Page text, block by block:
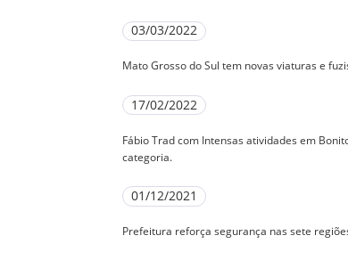
03/03/2022
Mato Grosso do Sul tem novas viaturas e
17/02/2022
Fábio Trad com Intensas atividades em
categoria.
01/12/2021
Prefeitura reforça segurança nas sete